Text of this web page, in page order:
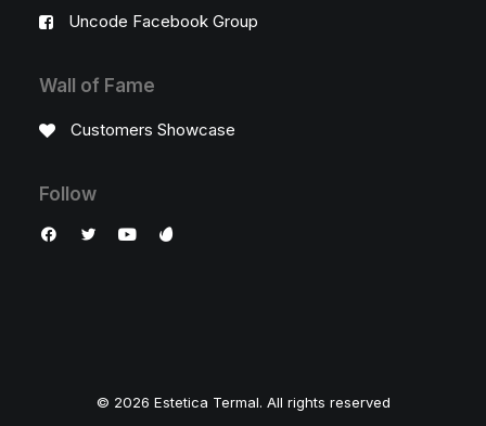
Uncode Facebook Group
Wall of Fame
Customers Showcase
Follow
© 2026 Estetica Termal. All rights reserved